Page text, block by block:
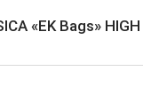
«EK Bags»